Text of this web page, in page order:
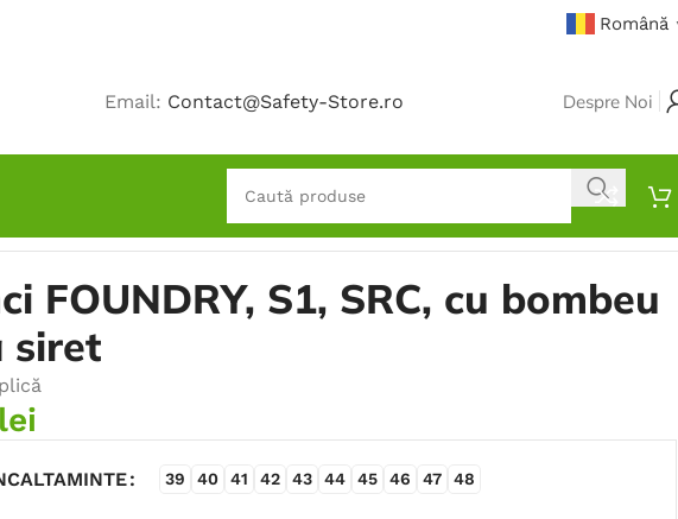
Română
Email: Contact@Safety-Store.ro Despre Noi
FOUNDRY, S1, SRC, cu bombeu
siret
lei
39 40 41 42 43 44 45 46 47 48